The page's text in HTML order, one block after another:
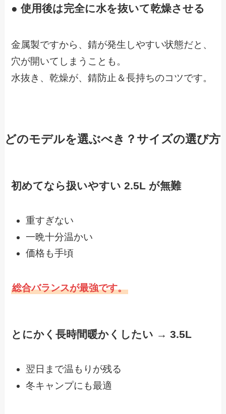
● 使用後は完全に水を抜いて乾燥させる
金属製ですから、錆が発生しやすい状態だと、
穴が開いてしまうことも。
水抜き、乾燥が、錆防止＆長持ちのコツです。
どのモデルを選ぶべき？サイズの選び方
初めてなら扱いやすい 2.5L が無難
重すぎない
一晩十分温かい
価格も手頃
総合バランスが最強です。
とにかく長時間暖かくしたい → 3.5L
翌日まで温もりが残る
冬キャンプにも最適